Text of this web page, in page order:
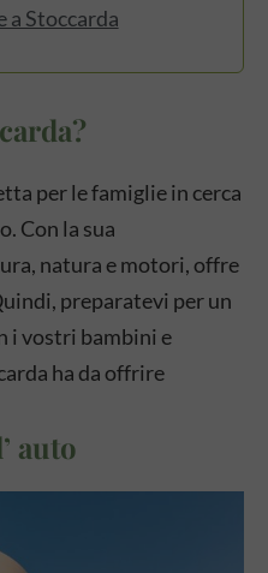
a Stoccarda
per le famiglie in cerca
Con la sua
natura e motori, offre
preparatevi per un
i vostri bambini e
ha da offrire
auto